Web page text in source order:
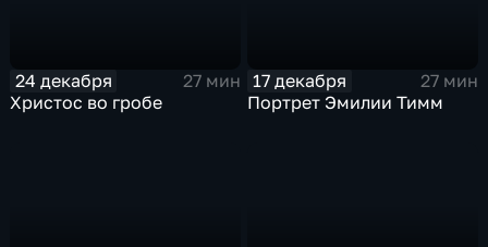
24 декабря
27 мин
Христос во гробе
17 декабря
27 мин
Портрет Эмилии Тимм